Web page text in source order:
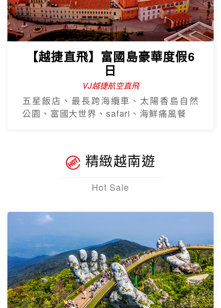
【越捷直飛】富國島豪華度假6
日
VJ越捷航空直飛
五星飯店、最長跨海纜車、太陽香島自然
公園、富國大世界、safari、海鮮痛風餐
精緻越南遊
Hot Sale